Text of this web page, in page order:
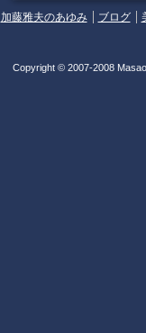
加藤雅夫のあゆみ ブログ
Copyright © 2007-2008